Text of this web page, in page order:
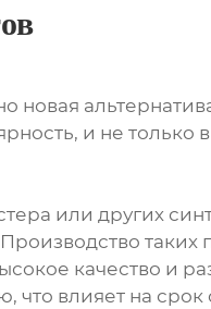
новая
и не
или других
таких
качество и
влияет на срок